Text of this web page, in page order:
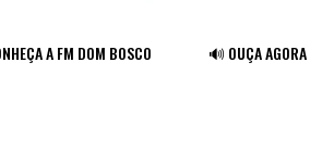
A FM DOM BOSCO 🔊 OUÇA AGORA